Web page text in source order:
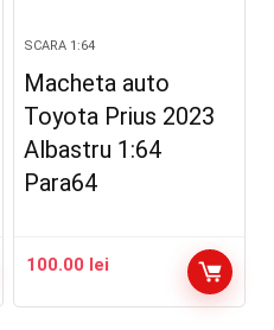
SCARA 1:64
Macheta auto
Toyota Prius 2023
Albastru 1:64
Para64
100.00 lei